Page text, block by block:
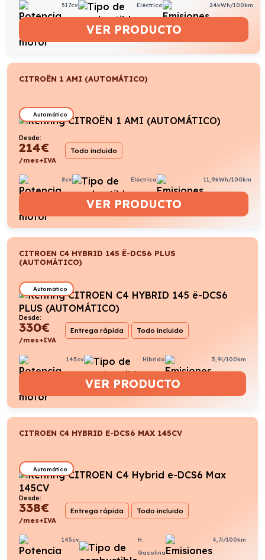
517cv Eléctrico 24kWh/100km
VER PRODUCTO
CITROËN 1 AMI (AUTOMÁTICO)
Automático
Desde:
214€
/mes+IVA
Todo incluido
8cv Eléctrico 11,9kWh/100km
VER PRODUCTO
CITROEN C4 HYBRID 145 Ë-DCS6 PLUS
(AUTOMÁTICO)
Automático
Desde:
330€
/mes+IVA
Entrega rápida Todo incluido
145cv Híbrido 5,9l/100km
VER PRODUCTO
CITROEN C4 HYBRID E-DCS6 MAX 145CV
Automático
Desde:
338€
/mes+IVA
Entrega rápida Todo incluido
145cv
H.
Gasolina
4,7l/100km